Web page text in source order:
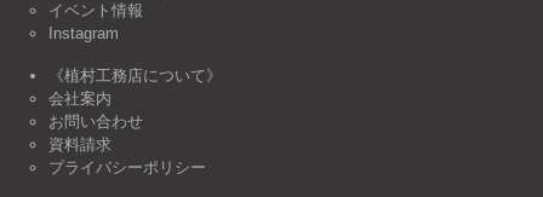
イベント情報
Instagram
《植村工務店について》
会社案内
お問い合わせ
資料請求
プライバシーポリシー